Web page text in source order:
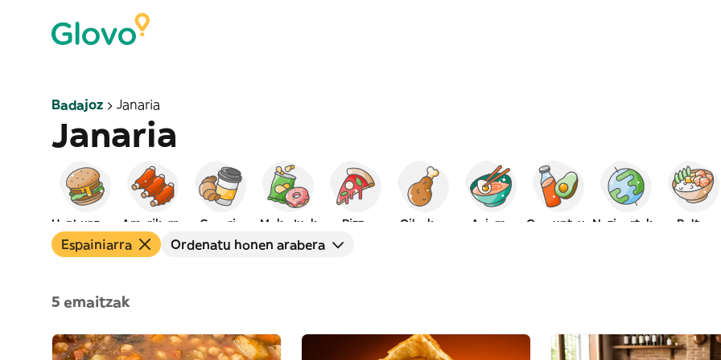
Badajoz Janaria
Janaria
Amerikarra Gosaria Mokaduak Pizza Oilaskoa Asiarra Osasuntsua Nazioartekoa Poltsa
Espainiarra Ordenatu honen arabera
5 emaitzak